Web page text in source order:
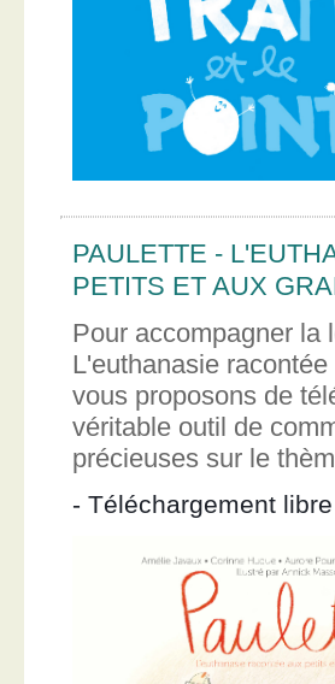
PAULETTE -
PETITS ET AUX
Pour accompagner la
L'euthanasie
vous proposons de
véritable outil de
précieuses sur le
- Téléchargement